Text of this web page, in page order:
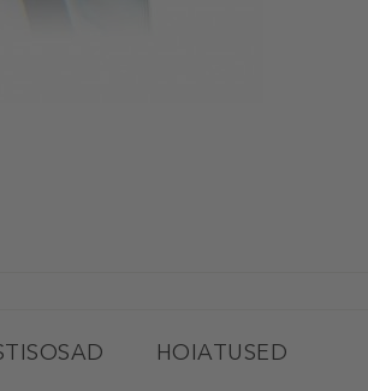
HOIATUSED